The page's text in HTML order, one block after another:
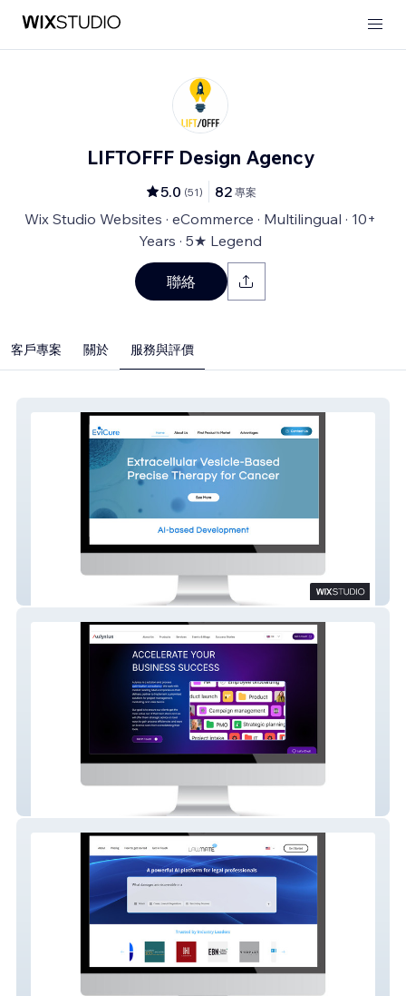
LIFTOFFF Design Agency
5.0 (51) 82 專案
Wix Studio Websites · eCommerce · Multilingual · 10+
Years · 5★ Legend
聯絡
客戶專案 關於 服務與評價
Evicure - Biotech Startup
Aulysius - Global Consulting Agency